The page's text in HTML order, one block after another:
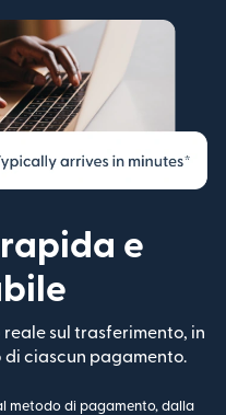
e
sul trasferimento, in
ciascun pagamento.
metodo di pagamento, dalla